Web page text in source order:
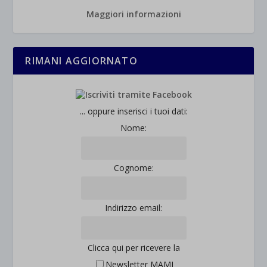
Maggiori informazioni
RIMANI AGGIORNATO
... oppure inserisci i tuoi dati:
Nome:
Cognome:
Indirizzo email:
Clicca qui per ricevere la
Newsletter MAMI